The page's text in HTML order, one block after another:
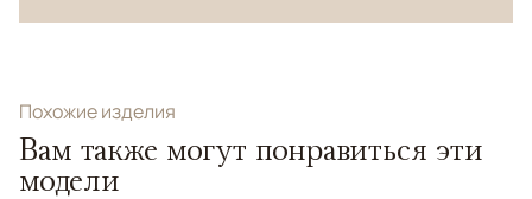
Похожие изделия
Вам также могут понравиться эти
модели